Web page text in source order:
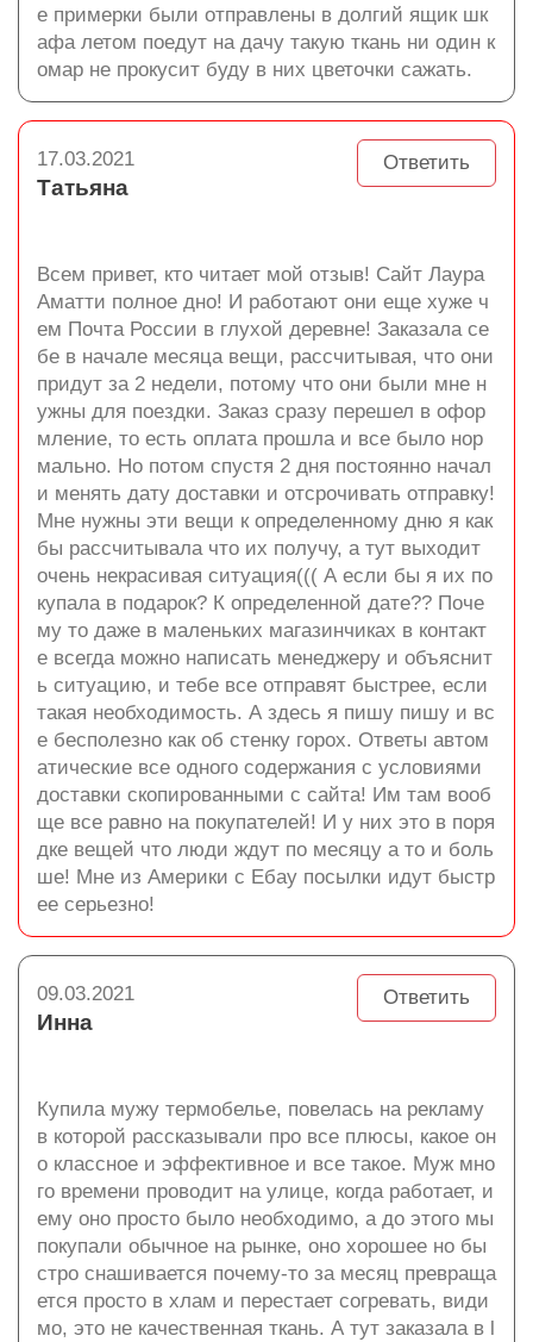
е примерки были отправлены в долгий ящик шк
афа летом поедут на дачу такую ткань ни один к
омар не прокусит буду в них цветочки сажать.
Ответить
17.03.2021
Татьяна
Всем привет, кто читает мой отзыв! Сайт Лаура
Аматти полное дно! И работают они еще хуже ч
ем Почта России в глухой деревне! Заказала се
бе в начале месяца вещи, рассчитывая, что они
придут за 2 недели, потому что они были мне н
ужны для поездки. Заказ сразу перешел в офор
мление, то есть оплата прошла и все было нор
мально. Но потом спустя 2 дня постоянно начал
и менять дату доставки и отсрочивать отправку!
Мне нужны эти вещи к определенному дню я как
бы рассчитывала что их получу, а тут выходит
очень некрасивая ситуация((( А если бы я их по
купала в подарок? К определенной дате?? Поче
му то даже в маленьких магазинчиках в контакт
е всегда можно написать менеджеру и объяснит
ь ситуацию, и тебе все отправят быстрее, если
такая необходимость. А здесь я пишу пишу и вс
е бесполезно как об стенку горох. Ответы автом
атические все одного содержания с условиями
доставки скопированными с сайта! Им там вооб
ще все равно на покупателей! И у них это в поря
дке вещей что люди ждут по месяцу а то и боль
ше! Мне из Америки с Ебау посылки идут быстр
ее серьезно!
Ответить
09.03.2021
Инна
Купила мужу термобелье, повелась на рекламу
в которой рассказывали про все плюсы, какое он
о классное и эффективное и все такое. Муж мно
го времени проводит на улице, когда работает, и
ему оно просто было необходимо, а до этого мы
покупали обычное на рынке, оно хорошее но бы
стро снашивается почему-то за месяц превраща
ется просто в хлам и перестает согревать, види
мо, это не качественная ткань. А тут заказала в l